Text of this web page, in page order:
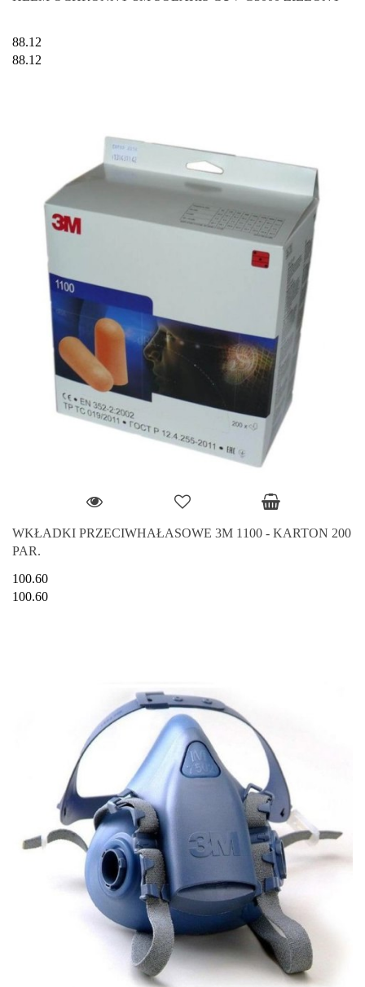
88.12
88.12
WKŁADKI PRZECIWHAŁASOWE 3M 1100 - KARTON 200
PAR.
100.60
100.60